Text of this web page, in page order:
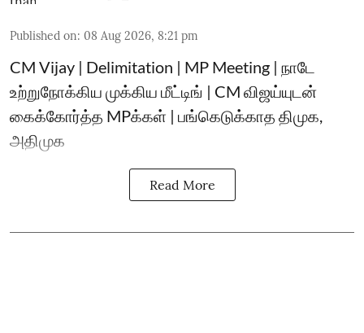
Published on: 08 Aug 2026, 8:21 pm
CM Vijay | Delimitation | MP Meeting | நாடே
உற்றுநோக்கிய முக்கிய மீட்டிங் | CM விஜய்யுடன்
கைக்கோர்த்த MPக்கள் | பங்கெடுக்காத திமுக,
அதிமுக
Read More